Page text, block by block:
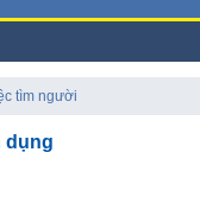
tìm người
dụng